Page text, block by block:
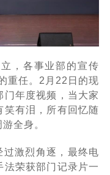
，各事业部的宣传
重任。2月22日的现
门年度视频，当大家
笑有泪，所有回忆随
全身。
过激烈角逐，最终电
法荣获部门记录片一